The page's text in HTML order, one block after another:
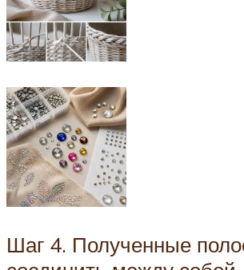
Шаг 4. Полученные